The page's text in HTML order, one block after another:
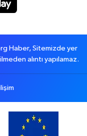
Haber, Sitemizde yer
alıntı yapılamaz.